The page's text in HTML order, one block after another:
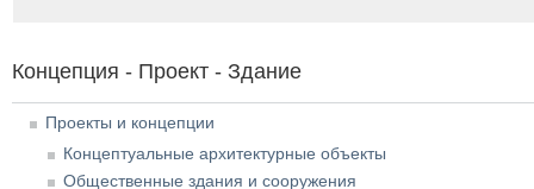
Концепция - Проект - Здание
Проекты и концепции
Концептуальные архитектурные объекты
Общественные здания и сооружения